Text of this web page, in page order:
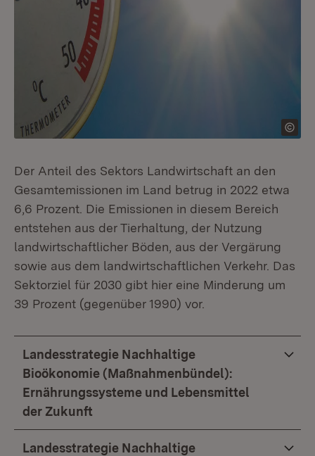
Der Anteil des Sektors Landwirtschaft an den
Gesamtemissionen im Land betrug in 2022 etwa
6,6 Prozent. Die Emissionen in diesem Bereich
entstehen aus der Tierhaltung, der Nutzung
landwirtschaftlicher Böden, aus der Vergärung
sowie aus dem landwirtschaftlichen Verkehr. Das
Sektorziel für 2030 gibt hier eine Minderung um
39 Prozent (gegenüber 1990) vor.
Landesstrategie Nachhaltige
Bioökonomie (Maßnahmenbündel):
Ernährungssysteme und Lebensmittel
der Zukunft
Landesstrategie Nachhaltige